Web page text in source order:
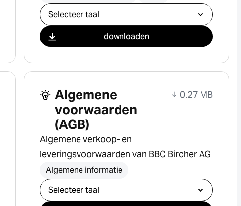
Selecteer download
downloaden
Algemene
voorwaarden
(AGB)
0.27 MB
Algemene verkoop- en
leveringsvoorwaarden van BBC Bircher AG
Algemene informatie
Selecteer download